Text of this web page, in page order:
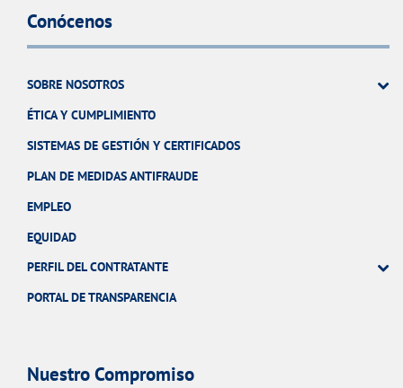
Conócenos
SOBRE NOSOTROS
ÉTICA Y CUMPLIMIENTO
SISTEMAS DE GESTIÓN Y CERTIFICADOS
PLAN DE MEDIDAS ANTIFRAUDE
EMPLEO
EQUIDAD
PERFIL DEL CONTRATANTE
PORTAL DE TRANSPARENCIA
Nuestro Compromiso